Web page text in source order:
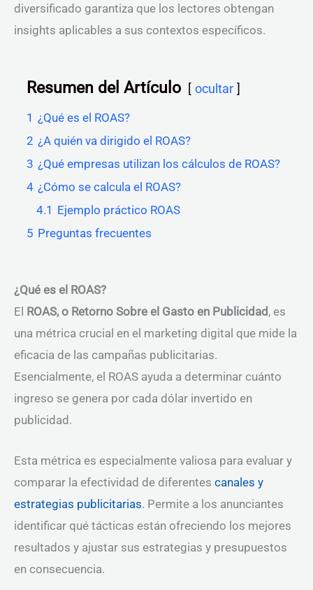
diversificado garantiza que los lectores obtengan
insights aplicables a sus contextos específicos.
Resumen del Artículo ocultar
1 ¿Qué es el ROAS?
2 ¿A quién va dirigido el ROAS?
3 ¿Qué empresas utilizan los cálculos de ROAS?
4 ¿Cómo se calcula el ROAS?
4.1 Ejemplo práctico ROAS
5 Preguntas frecuentes
¿Qué es el ROAS?
El ROAS, o Retorno Sobre el Gasto en Publicidad, es
una métrica crucial en el marketing digital que mide la
eficacia de las campañas publicitarias.
Esencialmente, el ROAS ayuda a determinar cuánto
ingreso se genera por cada dólar invertido en
publicidad.
Esta métrica es especialmente valiosa para evaluar y
comparar la efectividad de diferentes canales y
estrategias publicitarias. Permite a los anunciantes
identificar qué tácticas están ofreciendo los mejores
resultados y ajustar sus estrategias y presupuestos
en consecuencia.